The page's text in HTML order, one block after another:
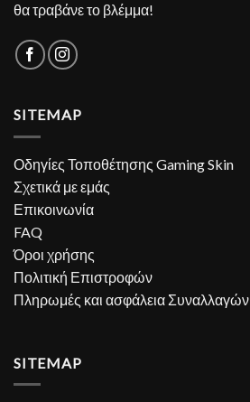
θα τραβάνε το βλέμμα!
SITEMAP
Οδηγίες Τοποθέτησης Gaming Skin
Σχετικά με εμάς
Επικοινωνία
FAQ
Όροι χρήσης
Πολιτική Επιστροφών
Πληρωμές και ασφάλεια Συναλλαγών
SITEMAP